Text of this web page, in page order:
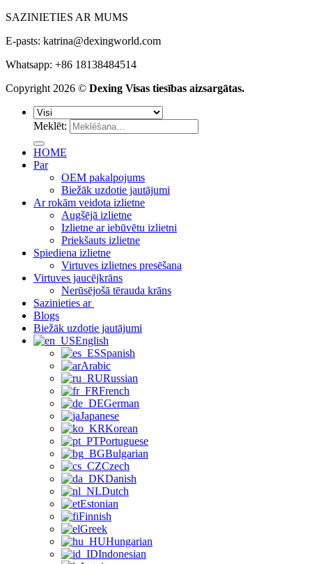
SAZINIETIES AR MUMS
E-pasts: katrina@dexingworld.com
Whatsapp: +86 18138484514
Copyright 2026 © Dexing Visas tiesības aizsargātas.
Meklēt:
HOME
Par
OEM pakalpojums
Biežāk uzdotie jautājumi
Ar rokām veidota izlietne
Augšējā izlietne
Izlietne ar iebūvētu izlietni
Priekšauts izlietne
Spiediena izlietne
Virtuves izlietnes presēšana
Virtuves jaucējkrāns
Nerūsējošā tērauda krāns
Sazinieties ar
Blogs
Biežāk uzdotie jautājumi
English
Spanish
Arabic
Russian
French
German
Japanese
Korean
Portuguese
Bulgarian
Czech
Danish
Dutch
Estonian
Finnish
Greek
Hungarian
Indonesian